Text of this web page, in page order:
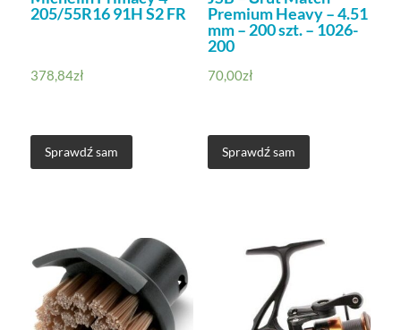
205/55R16 91H S2 FR
378,84zł
Sprawdź sam
Premium Heavy – 4.51
mm – 200 szt. – 1026-
200
70,00zł
Sprawdź sam